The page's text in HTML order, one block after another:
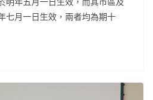
七月一日生效，兩者均為期十